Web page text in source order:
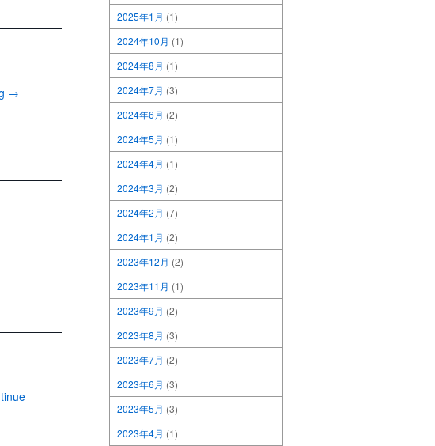
→
2025年1月 (1)
2024年10月 (1)
2024年8月 (1)
2024年7月 (3)
2024年6月 (2)
2024年5月 (1)
2024年4月 (1)
2024年3月 (2)
2024年2月 (7)
2024年1月 (2)
2023年12月 (2)
2023年11月 (1)
2023年9月 (2)
2023年8月 (3)
2023年7月 (2)
2023年6月 (3)
2023年5月 (3)
2023年4月 (1)